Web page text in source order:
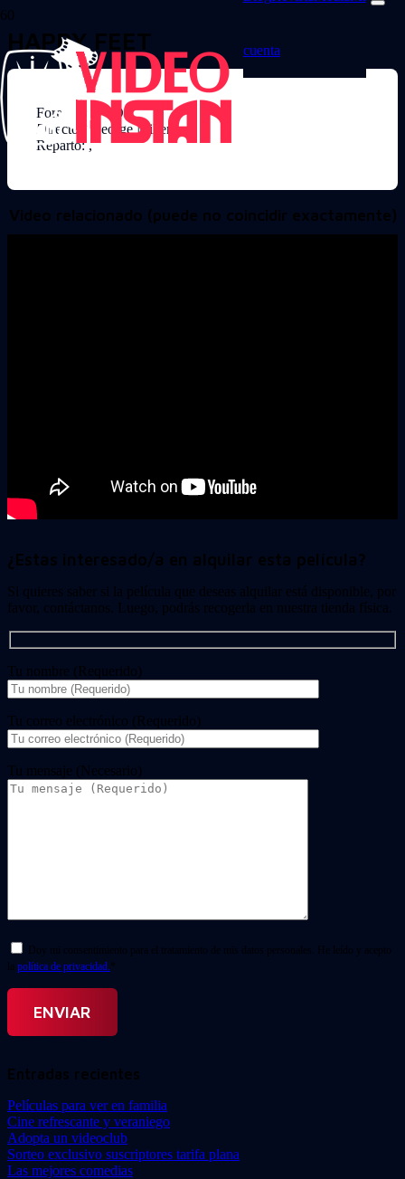
cuenta
HAPPY FEET
Formato: DVD
Director: George Miller
Reparto: ,
Video relacionado (puede no coincidir exactamente)
¿Estas interesado/a en alquilar esta película?
Si quieres saber si la película que deseas alquilar está disponible, por
favor, contáctanos. Luego, podrás recogerla en nuestra tienda física.
Tu nombre (Requerido)
Tu correo electrónico (Requerido)
Tu mensaje (Necesario)
Doy mi consentimiento para el tratamiento de mis datos personales. He leído y acepto
la política de privacidad. *
Entradas recientes
Películas para ver en familia
Cine refrescante y veraniego
Adopta un videoclub
Sorteo exclusivo suscriptores tarifa plana
Las mejores comedias